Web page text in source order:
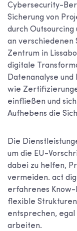
Cybersecurity-
Sicherung von
durch
an verschiedenen
Zentrum in
digitale
Datenanalyse und
wie
einfließen und
Aufhebens die
Die
um die EU-
dabei zu helfen,
vermeiden. act
erfahrenes Know-
flexible
entsprechen,
arbeiten.